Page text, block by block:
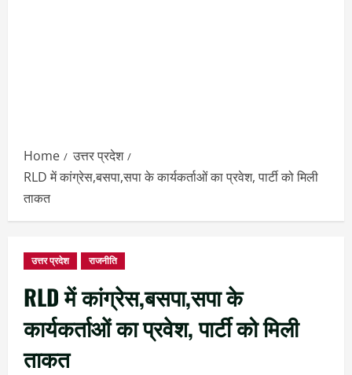
Home
उत्तर प्रदेश
RLD में कांग्रेस,बसपा,सपा के कार्यकर्ताओं का प्रवेश, पार्टी को मिली
ताकत
उत्तर प्रदेश राजनीति
RLD में कांग्रेस,बसपा,सपा के
कार्यकर्ताओं का प्रवेश, पार्टी को मिली
ताकत